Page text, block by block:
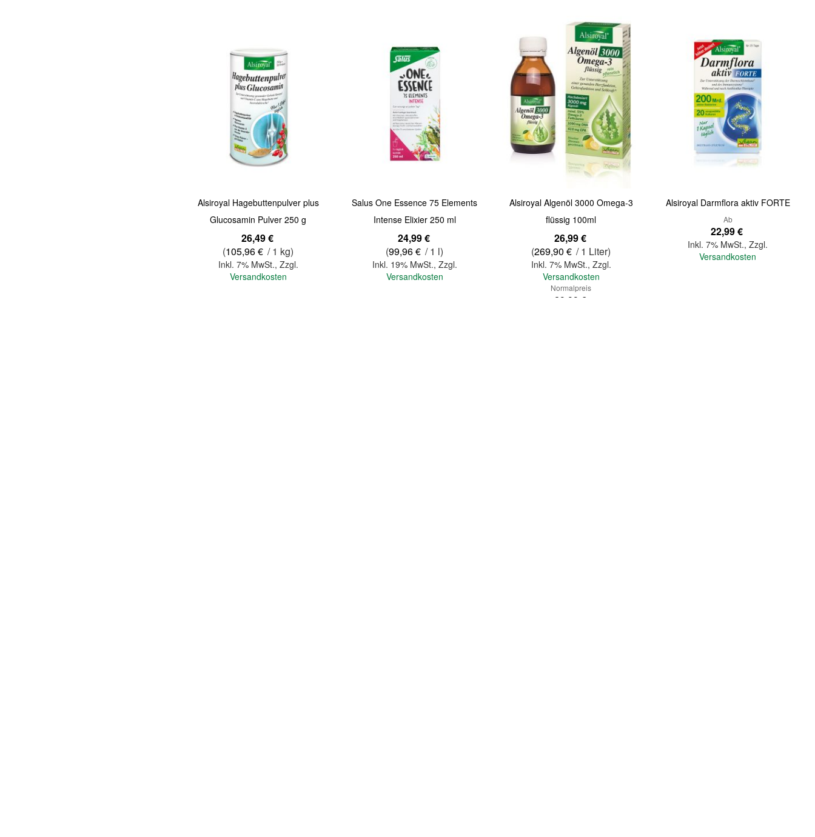
Quickview Quickview
Alsiroyal Hagebuttenpulver plus
Glucosamin Pulver 250 g
26,49 €
(105,96 € / 1 kg)
Inkl. 7% MwSt., Zzgl.
Versandkosten
Salus One Essence 75 Elements
Intense Elixier 250 ml
24,99 €
(99,96 € / 1 l)
Inkl. 19% MwSt., Zzgl.
Versandkosten
Alsiroyal Algenöl 3000 Omega-3
flüssig 100ml
26,99 €
(269,90 € / 1 Liter)
Inkl. 7% MwSt., Zzgl.
Versandkosten
Normalpreis
29,99 €
Alsiroyal Darmflora aktiv FORTE
Ab
22,99 €
Inkl. 7% MwSt.,Zzgl.
Versandkosten